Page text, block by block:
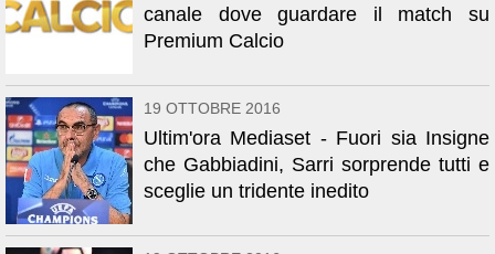
canale dove guardare il match su
Premium Calcio
19 OTTOBRE 2016
Ultim'ora Mediaset - Fuori sia Insigne
che Gabbiadini, Sarri sorprende tutti e
sceglie un tridente inedito